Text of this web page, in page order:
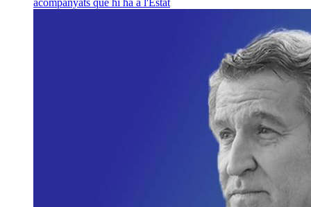
acompanyats que hi ha a l'Estat